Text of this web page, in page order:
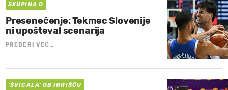
SKUPINA D
Presenečenje: Tekmec Slovenije
ni upošteval scenarija
PREBERI VEČ…
'ŠVICALA' OB IGRIŠČU